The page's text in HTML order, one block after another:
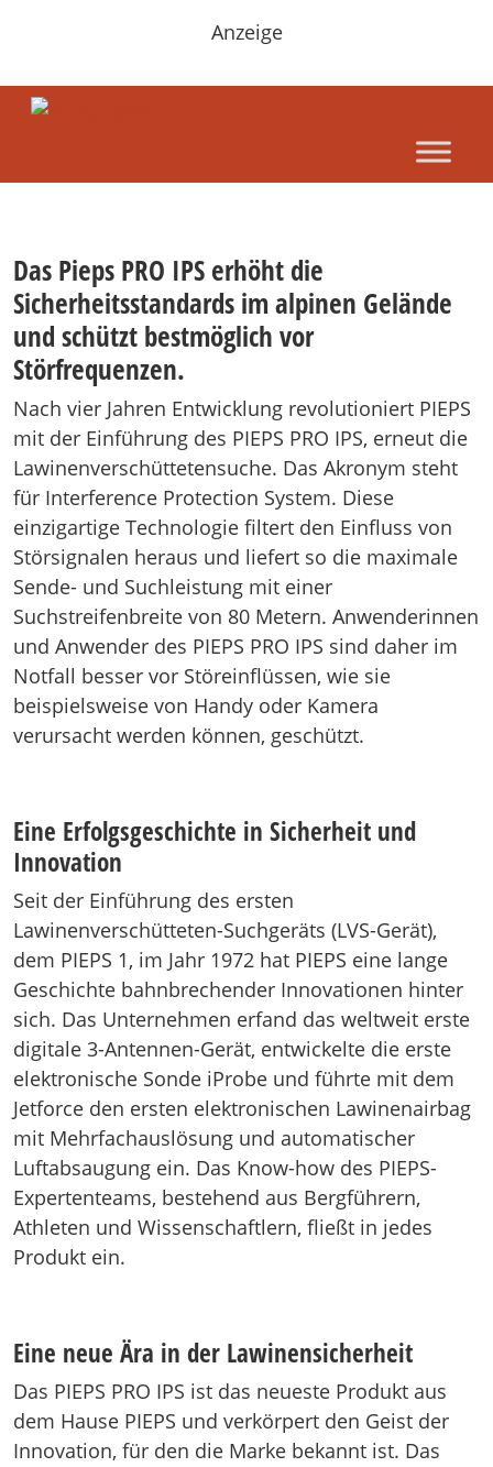
Anzeige
Das Pieps PRO IPS erhöht die
Sicherheitsstandards im alpinen Gelände
und schützt bestmöglich vor
Störfrequenzen.
Nach vier Jahren Entwicklung revolutioniert PIEPS
mit der Einführung des PIEPS PRO IPS, erneut die
Lawinenverschüttetensuche. Das Akronym steht
für Interference Protection System. Diese
einzigartige Technologie filtert den Einfluss von
Störsignalen heraus und liefert so die maximale
Sende- und Suchleistung mit einer
Suchstreifenbreite von 80 Metern. Anwenderinnen
und Anwender des PIEPS PRO IPS sind daher im
Notfall besser vor Störeinflüssen, wie sie
beispielsweise von Handy oder Kamera
verursacht werden können, geschützt.
Eine Erfolgsgeschichte in Sicherheit und
Innovation
Seit der Einführung des ersten
Lawinenverschütteten-Suchgeräts (LVS-Gerät),
dem PIEPS 1, im Jahr 1972 hat PIEPS eine lange
Geschichte bahnbrechender Innovationen hinter
sich. Das Unternehmen erfand das weltweit erste
digitale 3-Antennen-Gerät, entwickelte die erste
elektronische Sonde iProbe und führte mit dem
Jetforce den ersten elektronischen Lawinenairbag
mit Mehrfachauslösung und automatischer
Luftabsaugung ein. Das Know-how des PIEPS-
Expertenteams, bestehend aus Bergführern,
Athleten und Wissenschaftlern, fließt in jedes
Produkt ein.
Eine neue Ära in der Lawinensicherheit
Das PIEPS PRO IPS ist das neueste Produkt aus
dem Hause PIEPS und verkörpert den Geist der
Innovation, für den die Marke bekannt ist. Das